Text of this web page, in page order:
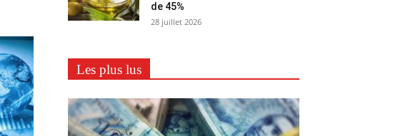
de 45%
28 juillet 2026
Les plus lus